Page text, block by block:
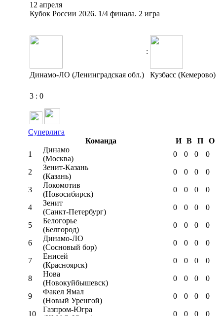
12 апреля
Кубок России 2026. 1/4 финала. 2 игра
:
Динамо-ЛО (Ленинградская обл.) Кузбасс (Кемерово)
3 : 0
Суперлига
Команда
И В П
О
1
Динамо
(Москва)
0 0 0 0
2
Зенит-Казань
(Казань)
0 0 0 0
3
Локомотив
(Новосибирск)
0 0 0 0
4
Зенит
(Санкт-Петербург)
0 0 0 0
5
Белогорье
(Белгород)
0 0 0 0
6
Динамо-ЛО
(Сосновый бор)
0 0 0 0
7
Енисей
(Красноярск)
0 0 0 0
8
Нова
(Новокуйбышевск)
0 0 0 0
9
Факел Ямал
(Новый Уренгой)
0 0 0 0
10
Газпром-Югра
0 0 0 0